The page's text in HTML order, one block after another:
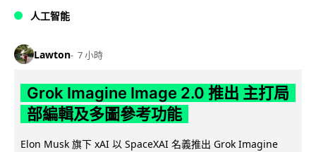
人工智能
Lawton 7 小時
Grok Imagine Image 2.0 推出 主打局
部編輯及多圖參考功能
Elon Musk 旗下 xAI 以 SpaceXAI 名義推出 Grok Imagine